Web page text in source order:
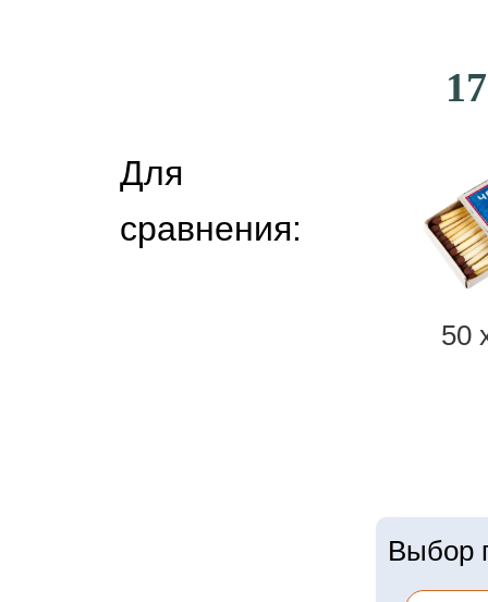
Для
сравнения:
50
Выбор